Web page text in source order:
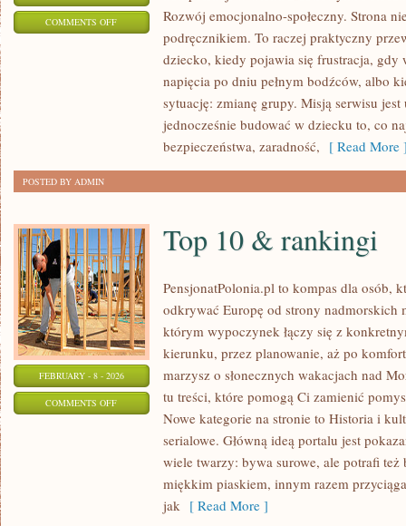
COMMENTS OFFON
MONTESSORI
PRAKTYCE
Rozwój emocjonalno-społeczny. Strona
podręcznikiem. To raczej praktyczny
dziecko, kiedy pojawia się frustracja, gdy
napięcia po dniu pełnym bodźców, albo
sytuację: zmianę grupy. Misją serwisu
jednocześnie budować w dziecku to, co
bezpieczeństwa, zaradność, [ Read More
POSTED BY ADMIN
FEBRUARY - 8 - 2026
COMMENTS OFFON
Top 10 & rankingi
PensjonatPolonia.pl to kompas dla osób,
odkrywać Europę od strony nadmorskich
którym wypoczynek łączy się z
kierunku, przez planowanie, aż po
marzysz o słonecznych wakacjach nad
tu treści, które pomogą Ci zamienić
Nowe kategorie na stronie to Historia i
serialowe. Główną ideą portalu jest
wiele twarzy: bywa surowe, ale potrafi też
miękkim piaskiem, innym razem
jak [ Read More ]